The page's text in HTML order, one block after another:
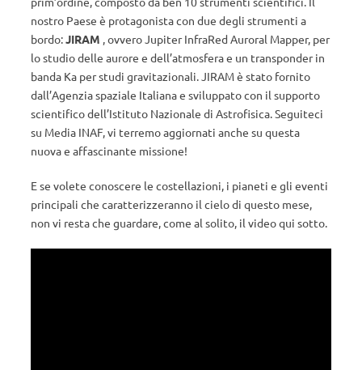
nostro Paese è protagonista con due degli strumenti a
bordo:JIRAM , ovvero Jupiter InfraRed Auroral Mapper, per
lo studio delle aurore e dell’atmosfera e un transponder in
banda Ka per studi gravitazionali. JIRAM è stato fornito
dall’Agenzia spaziale Italiana e sviluppato con il supporto
scientifico dell’Istituto Nazionale di Astrofisica. Seguiteci
su Media INAF, vi terremo aggiornati anche su questa
nuova e affascinante missione!
E se volete conoscere le costellazioni, i pianeti e gli eventi
principali che caratterizzeranno il cielo di questo mese,
non vi resta che guardare, come al solito, il video qui sotto.